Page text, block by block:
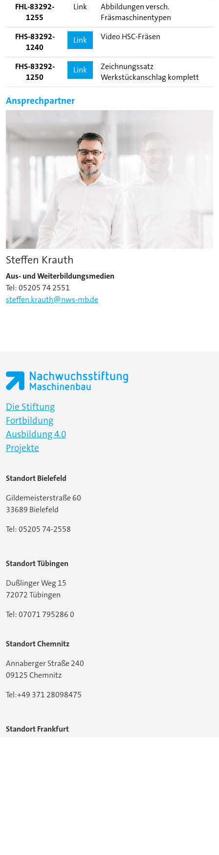
FHL-83292-
1255
Link
Abbildungen versch.
Fräsmaschinentypen
FHS-83292-
1240
Link Video HSC-Fräsen
FHS-83292-
1250
Link
Zeichnungssatz
Werkstückanschlag komplett
Ansprechpartner
Steffen Krauth
Aus- und Weiterbildungsmedien
Tel: 05205 74 2551
steffen.krauth@nws-mb.de
Die Stiftung
Fortbildung
Ausbildung 4.0
Projekte
Standort Bielefeld
Gildemeisterstraße 60
33689 Bielefeld
Tel: 05205 74-2558
Standort Tübingen
Dußlinger Weg 15
72072 Tübingen
Tel: 07071 795286 0
Standort Chemnitz
Annaberger Straße 240
09125 Chemnitz
Tel:+49 371 28098475
Standort Frankfurt